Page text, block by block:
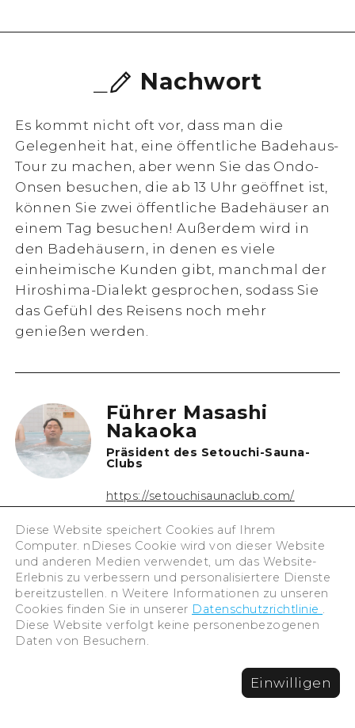
Nachwort
Es kommt nicht oft vor, dass man die
Gelegenheit hat, eine öffentliche Badehaus-
Tour zu machen, aber wenn Sie das Ondo-
Onsen besuchen, die ab 13 Uhr geöffnet ist,
können Sie zwei öffentliche Badehäuser an
einem Tag besuchen! Außerdem wird in
den Badehäusern, in denen es viele
einheimische Kunden gibt, manchmal der
Hiroshima-Dialekt gesprochen, sodass Sie
das Gefühl des Reisens noch mehr
genießen werden.
Führer Masashi
Nakaoka
Präsident des Setouchi-Sauna-
Clubs
https://setouchisaunaclub.com/
Direktor eines Juweliergeschäfts und
Einzelunternehmer. Neben seinem
Hauptgeschäft ist er Leiter des
„Setouchi Sauna Club“, in dem sich
Saunaliebhaber treffen. Er hat auch
einen Blog und verkauft Waren unter
Diese Website speichert Cookies auf Ihrem
Computer. nDieses Cookie wird von dieser Website
und anderen Medien verwendet, um das Website-
Erlebnis zu verbessern und personalisiertere Dienste
bereitzustellen. n Weitere Informationen zu unseren
Cookies finden Sie in unserer Datenschutzrichtlinie .
Diese Website verfolgt keine personenbezogenen
Daten von Besuchern.
Einwilligen